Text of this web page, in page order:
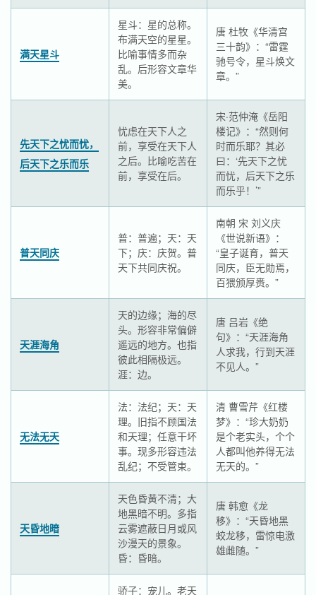
满天星斗
星斗：星的总称。
布满天空的星星。
比喻事情多而杂
乱。后形容文章华
美。
唐 杜牧《华清宫
三十韵》：“雷霆
驰号令，星斗焕文
章。”
先天下之忧而忧，
后天下之乐而乐
忧虑在天下人之
前，享受在天下人
之后。比喻吃苦在
前，享受在后。
宋·范仲淹《岳阳
楼记》：“然则何
时而乐耶？其必
曰：‘先天下之忧
而忧，后天下之乐
而乐乎！’”
普天同庆
普：普遍；天：天
下；庆：庆贺。普
天下共同庆祝。
南朝 宋 刘义庆
《世说新语》：
“皇子诞育，普天
同庆，臣无勋焉，
百猥颁厚赉。”
天涯海角
天的边缘；海的尽
头。形容非常偏僻
遥远的地方。也指
彼此相隔极远。
涯：边。
唐 吕岩《绝
句》：“天涯海角
人求我，行到天涯
不见人。”
无法无天
法：法纪；天：天
理。旧指不顾国法
和天理；任意干坏
事。现多形容违法
乱纪；不受管束。
清 曹雪芹《红楼
梦》：“珍大奶奶
是个老实头，个个
人都叫他养得无法
无天的。”
天昏地暗
天色昏黄不清；大
地黑暗不明。多指
云雾遮蔽日月或风
沙漫天的景象。
昏：昏暗。
唐 韩愈《龙
移》：“天昏地黑
蛟龙移，雷惊电激
雄雌随。”
骄子：宠儿。老天